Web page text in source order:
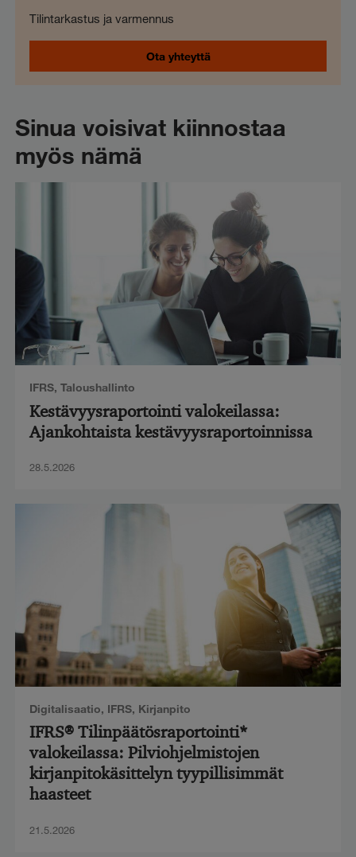
Tilintarkastus ja varmennus
Ota yhteyttä
Sinua voisivat kiinnostaa
myös nämä
IFRS, Taloushallinto
Kestävyysraportointi valokeilassa:
Ajankohtaista kestävyysraportoinnissa
28.5.2026
Digitalisaatio, IFRS, Kirjanpito
IFRS® Tilinpäätösraportointi*
valokeilassa: Pilviohjelmistojen
kirjanpitokäsittelyn tyypillisimmät
haasteet
21.5.2026